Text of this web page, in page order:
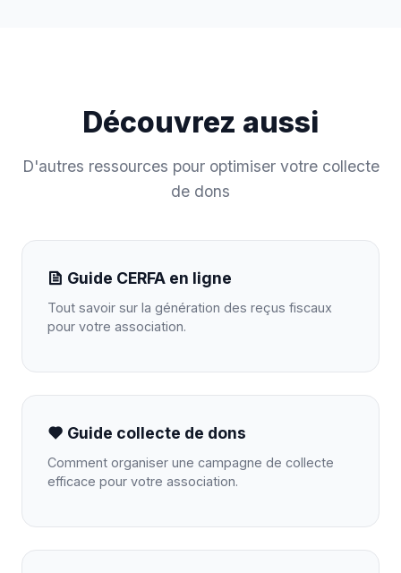
Découvrez aussi
D'autres ressources pour optimiser votre collecte
de dons
Guide CERFA en ligne
Tout savoir sur la génération des reçus fiscaux
pour votre association.
Guide collecte de dons
Comment organiser une campagne de collecte
efficace pour votre association.